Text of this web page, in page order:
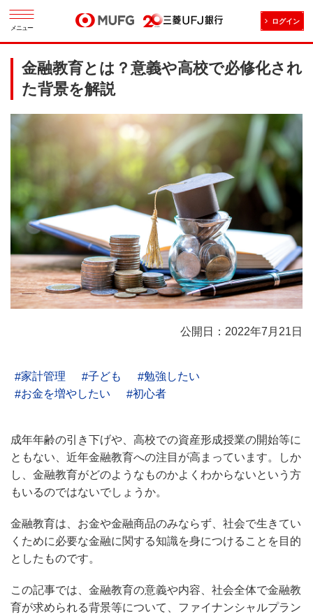
メニュー
ログイン
金融教育とは？意義や高校で必修化され
た背景を解説
公開日：2022年7月21日
家計管理 子ども
勉強したい
お金を増やしたい
初心者
成年年齢の引き下げや、高校での資産形成授業の開始等に
ともない、近年金融教育への注目が高まっています。しか
し、金融教育がどのようなものかよくわからないという方
もいるのではないでしょうか。
金融教育は、お金や金融商品のみならず、社会で生きてい
くために必要な金融に関する知識を身につけることを目的
としたものです。
この記事では、金融教育の意義や内容、社会全体で金融教
育が求められる背景等について、ファイナンシャルプラン